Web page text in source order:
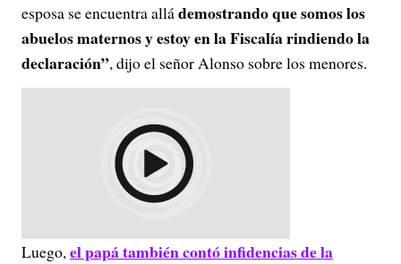
esposa se encuentra alládemostrando que somos los
abuelos maternos y estoy en la Fiscalía rindiendo la
declaración”, dijo el señor Alonso sobre los menores.
Luego,el papá también contó infidencias de la